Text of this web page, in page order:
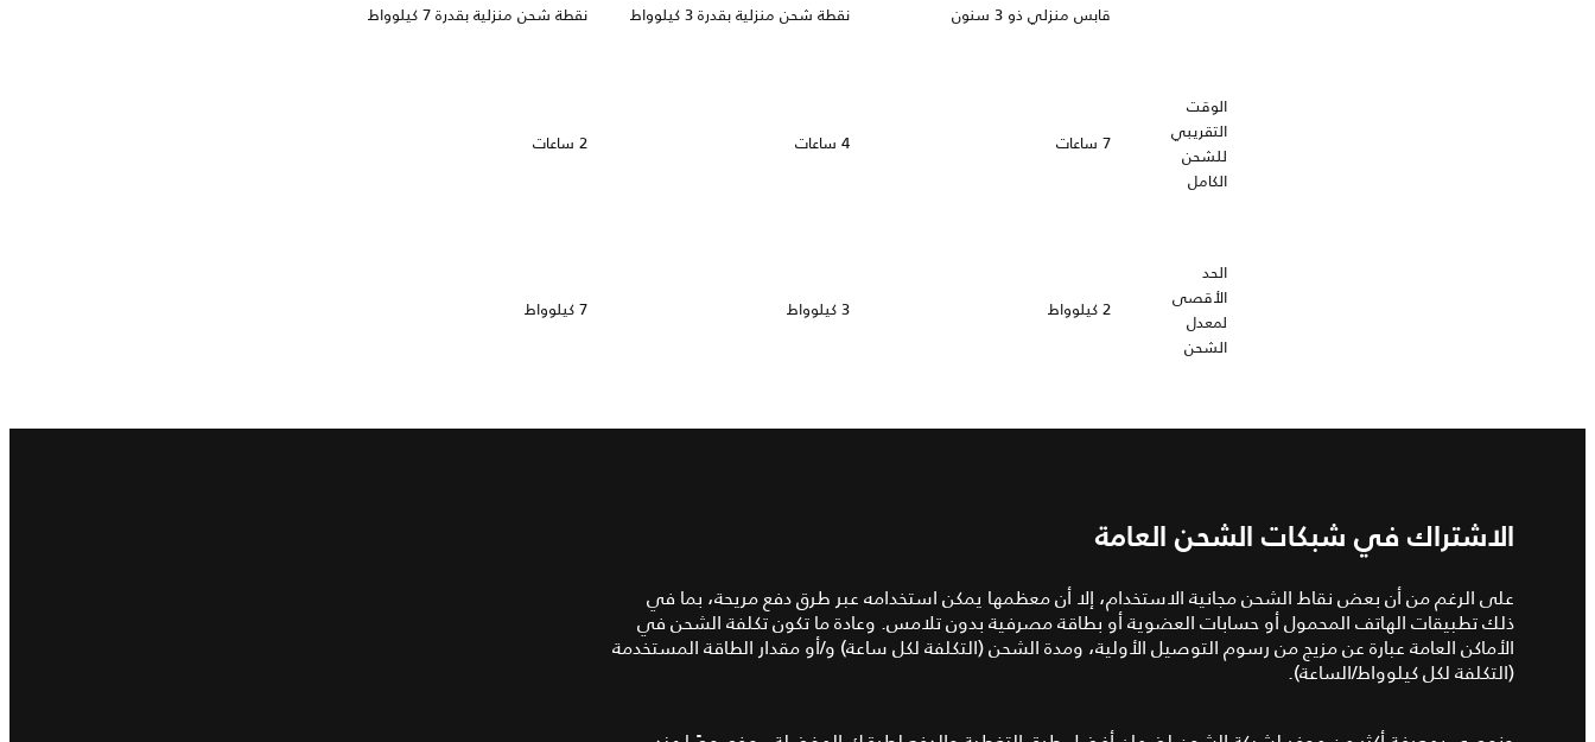
قابس منزلي ذو 3 سنون نقطة شحن منزلية بقدرة 3 كيلوواط نقطة شحن منزلية بقدرة 7 كيلوواط
الوقت
التقريبي
للشحن
الكامل
7 ساعات 4 ساعات 2 ساعات
الحد
الأقصى
لمعدل
الشحن
2 كيلوواط 3 كيلوواط 7 كيلوواط
الاشتراك في شبكات الشحن العامة
على الرغم من أن بعض نقاط الشحن مجانية الاستخدام، إلا أن معظمها يمكن استخدامه عبر طرق دفع مريحة، بما في
ذلك تطبيقات الهاتف المحمول أو حسابات العضوية أو بطاقة مصرفية بدون تلامس. وعادة ما تكون تكلفة الشحن في
الأماكن العامة عبارة عن مزيج من رسوم التوصيل الأولية، ومدة الشحن (التكلفة لكل ساعة) و/أو مقدار الطاقة المستخدمة
(التكلفة لكل كيلوواط/الساعة).